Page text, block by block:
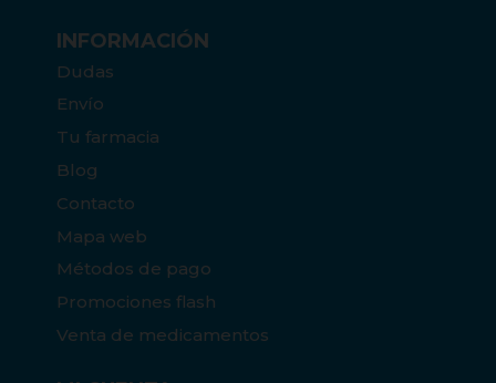
INFORMACIÓN
Dudas
Envío
Tu farmacia
Blog
Contacto
Mapa web
Métodos de pago
Promociones flash
Venta de medicamentos